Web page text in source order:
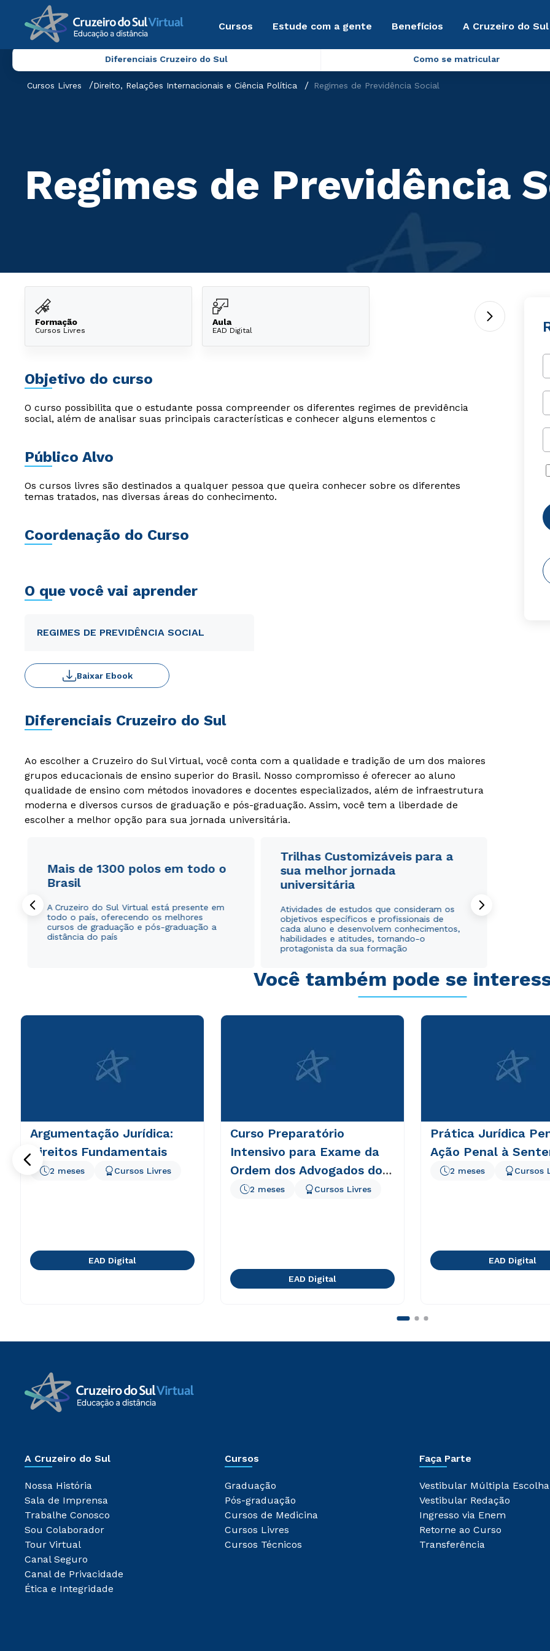
Cursos Estude com a gente Benefícios A Cruzeiro do
Diferenciais Cruzeiro do Sul Como se matricular
Cursos Livres Direito, Relações Internacionais e Ciência Política Regimes de Previdência Social
Regimes de Previdência
Formação
Cursos Livres
Aula
EAD Digital
Objetivo do curso
O curso possibilita que o estudante possa compreender os diferentes regimes de previdência
social, além de analisar suas principais características e conhecer alguns elementos c
Público Alvo
Os cursos livres são destinados a qualquer pessoa que queira conhecer sobre os diferentes
temas tratados, nas diversas áreas do conhecimento.
Coordenação do Curso
O que você vai aprender
REGIMES DE PREVIDÊNCIA SOCIAL
Baixar Ebook
Diferenciais Cruzeiro do Sul
Ao escolher a Cruzeiro do Sul Virtual, você conta com a qualidade e tradição de um dos maiores
grupos educacionais de ensino superior do Brasil. Nosso compromisso é oferecer ao aluno
qualidade de ensino com métodos inovadores e docentes especializados, além de infraestrutura
moderna e diversos cursos de graduação e pós-graduação. Assim, você tem a liberdade de
escolher a melhor opção para sua jornada universitária.
Mais de 1300 polos em todo o
Brasil
A Cruzeiro do Sul Virtual está presente em
todo o país, oferecendo os melhores
cursos de graduação e pós-graduação a
distância do país
Trilhas Customizáveis para a
sua melhor jornada
universitária
Atividades de estudos que consideram os
objetivos específicos e profissionais de
cada aluno e desenvolvem conhecimentos,
habilidades e atitudes, tornando-o
protagonista da sua formação
Você também pode se
Argumentação Jurídica:
Direitos Fundamentais
2 meses Cursos Livres
EAD Digital
Curso Preparatório
Intensivo para Exame da
Ordem dos Advogados do
Brasil2 meses Cursos Livres
EAD Digital
Prática Jurídica
Ação Penal à
2 meses Cursos
EAD Digital
A Cruzeiro do Sul
Nossa História
Sala de Imprensa
Trabalhe Conosco
Sou Colaborador
Tour Virtual
Canal Seguro
Canal de Privacidade
Ética e Integridade
Cursos
Graduação
Pós-graduação
Cursos de Medicina
Cursos Livres
Cursos Técnicos
Faça Parte
Vestibular Múltipla Escolha
Vestibular Redação
Ingresso via Enem
Retorne ao Curso
Transferência
Estou de acordo com aPolítica de Privacidade.
autorizo que meus dados sejam utilizados para o
Estou de acordo com aPolítica de Privacidade.
autorizo que meus dados sejam utilizados para o